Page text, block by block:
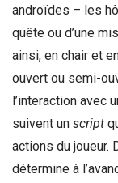
androïdes – les
quête ou d’une
ainsi, en chair et
ouvert ou semi-
l’interaction avec
suivent un script
actions du joueur.
détermine à